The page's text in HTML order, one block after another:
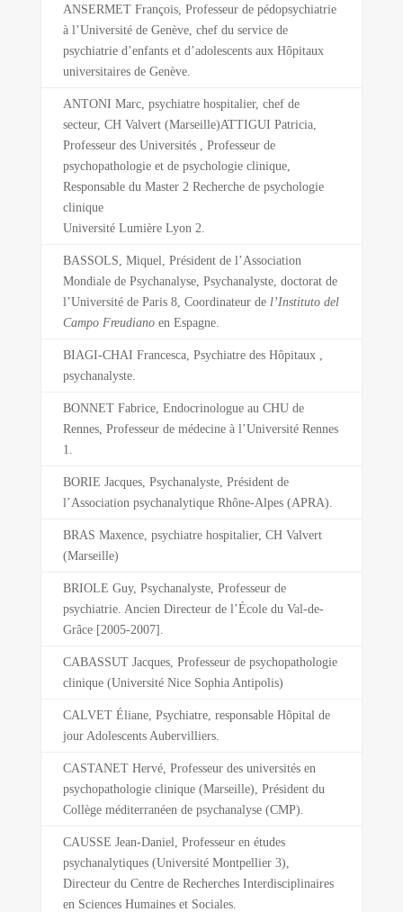
ANSERMET François, Professeur de pédopsychiatrie
à l’Université de Genève, chef du service de
psychiatrie d’enfants et d’adolescents aux Hôpitaux
universitaires de Genève.
ANTONI Marc, psychiatre hospitalier, chef de
secteur, CH Valvert (Marseille)ATTIGUI Patricia,
Professeur des Universités , Professeur de
psychopathologie et de psychologie clinique,
Responsable du Master 2 Recherche de psychologie
clinique
Université Lumière Lyon 2.
BASSOLS, Miquel, Président de l’Association
Mondiale de Psychanalyse, Psychanalyste, doctorat de
l’Université de Paris 8, Coordinateur de l’Instituto del
Campo Freudiano en Espagne.
BIAGI-CHAI Francesca, Psychiatre des Hôpitaux ,
psychanalyste.
BONNET Fabrice, Endocrinologue au CHU de
Rennes, Professeur de médecine à l’Université Rennes
1.
BORIE Jacques, Psychanalyste, Président de
l’Association psychanalytique Rhône-Alpes (APRA).
BRAS Maxence, psychiatre hospitalier, CH Valvert
(Marseille)
BRIOLE Guy, Psychanalyste, Professeur de
psychiatrie. Ancien Directeur de l’École du Val-de-
Grâce [2005-2007].
CABASSUT Jacques, Professeur de psychopathologie
clinique (Université Nice Sophia Antipolis)
CALVET Éliane, Psychiatre, responsable Hôpital de
jour Adolescents Aubervilliers.
CASTANET Hervé, Professeur des universités en
psychopathologie clinique (Marseille), Président du
Collège méditerranéen de psychanalyse (CMP).
CAUSSE Jean-Daniel, Professeur en études
psychanalytiques (Université Montpellier 3),
Directeur du Centre de Recherches Interdisciplinaires
en Sciences Humaines et Sociales.